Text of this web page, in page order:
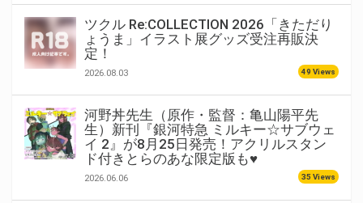
ツクル Re:COLLECTION 2026「きただり
ょうま」イラスト展グッズ受注再販決
定！
2026.08.03 49 Views
河野丼先生（原作・監督：亀山陽平先
生）新刊『銀河特急 ミルキー☆サブウェ
イ 2』が8月25日発売！アクリルスタン
ド付きとらのあな限定版も♥
2026.06.06 35 Views